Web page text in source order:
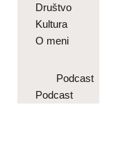
Društvo
Kultura
O meni
Podcast
Podcast